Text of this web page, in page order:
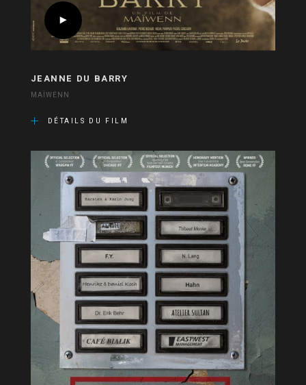
JEANNE DU BARRY
MAÏWENN
DÉTAILS DU FILM